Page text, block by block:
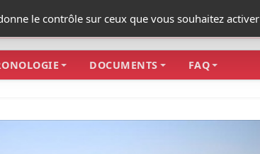
le contrôle sur ceux que vous souhaitez activer
DOCUMENTS FAQ